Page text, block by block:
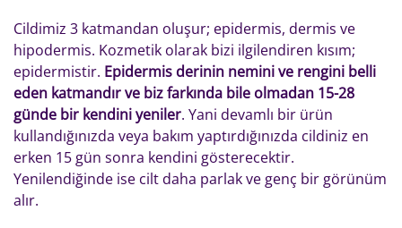
Cildimiz 3 katmandan oluşur; epidermis, dermis ve
hipodermis. Kozmetik olarak bizi ilgilendiren kısım;
epidermistir. Epidermis derinin nemini ve rengini belli
eden katmandır ve biz farkında bile olmadan 15-28
günde bir kendini yeniler. Yani devamlı bir ürün
kullandığınızda veya bakım yaptırdığınızda cildiniz en
erken 15 gün sonra kendini gösterecektir.
Yenilendiğinde ise cilt daha parlak ve genç bir görünüm
alır.